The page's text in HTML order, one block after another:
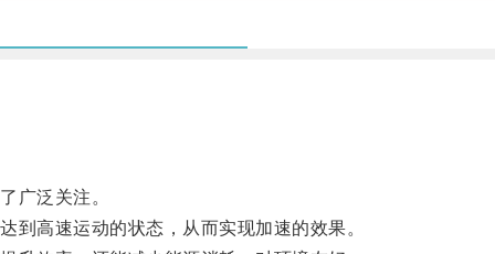
广泛关注。
高速运动的状态，从而实现加速的效果。